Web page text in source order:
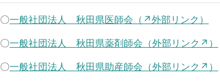
〇一般社団法人 秋田県医師会（↗外部リンク）
〇一般社団法人 秋田県薬剤師会（外部リンク↗）
〇一般社団法人 秋田県助産師会（外部リンク↗）